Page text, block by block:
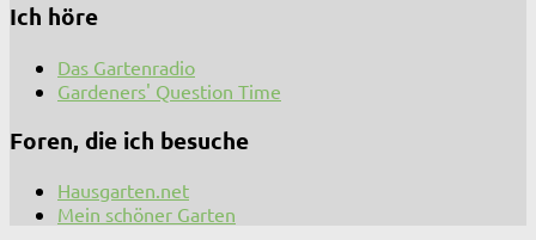
Ich höre
Das Gartenradio
Gardeners' Question Time
Foren, die ich besuche
Hausgarten.net
Mein schöner Garten